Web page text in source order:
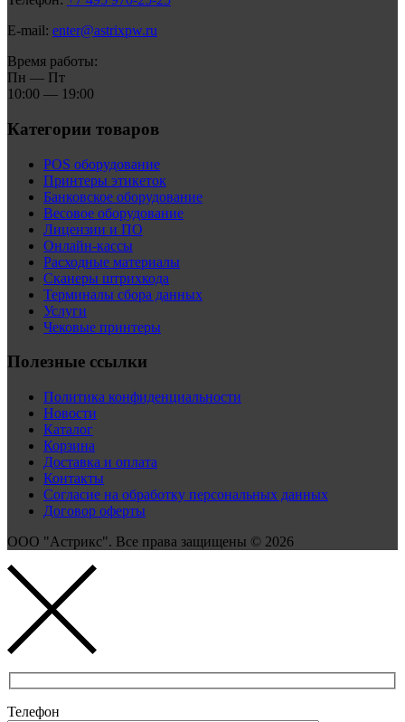
E-mail: enter@astrixpw.ru
Время работы:
Пн — Пт
10:00 — 19:00
Категории товаров
POS оборудование
Принтеры этикеток
Банковское оборудование
Весовое оборудование
Лицензии и ПО
Онлайн-кассы
Расходные материалы
Сканеры штрихкода
Терминалы сбора данных
Услуги
Чековые принтеры
Полезные ссылки
Политика конфиденциальности
Новости
Каталог
Корзина
Доставка и оплата
Контакты
Согласие на обработку персональных данных
Договор оферты
ООО "Астрикс". Все права защищены © 2026
Телефон